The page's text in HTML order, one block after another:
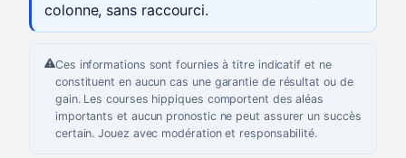
colonne, sans raccourci.
Ces informations sont fournies à titre indicatif et ne
constituent en aucun cas une garantie de résultat ou de
gain. Les courses hippiques comportent des aléas
importants et aucun pronostic ne peut assurer un succès
certain. Jouez avec modération et responsabilité.